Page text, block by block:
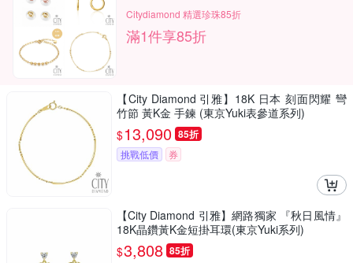
Citydiamond 精選珍珠85折
滿1件享85折
【City Diamond 引雅】18K 日本 刻面閃耀 彎
竹節 黃K金 手鍊 (東京Yuki表參道系列)
$13,090 85折
挑戰低價 券
【City Diamond 引雅】網路獨家 『秋日風情』
18K晶鑽黃K金短掛耳環(東京Yuki系列)
$3,808 85折